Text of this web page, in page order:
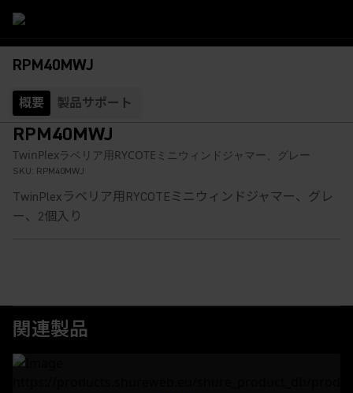
RPM40MWJ
概要 製品サポート
RPM40MWJ
TwinPlexラベリア用RYCOTEミニウィンドジャマー、グレー
SKU: RPM40MWJ
TwinPlexラベリア用RYCOTEミニウィンドジャマー、グレ
ー、2個入り
関連製品